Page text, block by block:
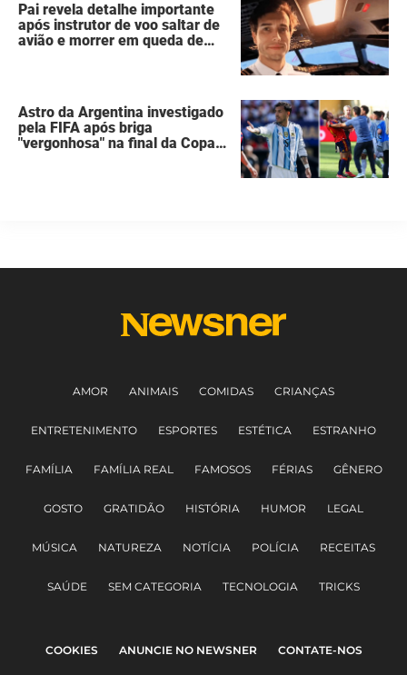
Pai revela detalhe importante
após instrutor de voo saltar de
avião e morrer em queda de
Astro da Argentina investigado
pela FIFA após briga
"vergonhosa" na final da Copa
AMOR ANIMAIS COMIDAS CRIANÇAS
ENTRETENIMENTO ESPORTES ESTÉTICA ESTRANHO
FAMÍLIA FAMÍLIA REAL FAMOSOS FÉRIAS GÊNERO
GOSTO GRATIDÃO HISTÓRIA HUMOR LEGAL
MÚSICA NATUREZA NOTÍCIA POLÍCIA RECEITAS
SAÚDE SEM CATEGORIA TECNOLOGIA TRICKS
COOKIES ANUNCIE NO NEWSNER CONTATE-NOS